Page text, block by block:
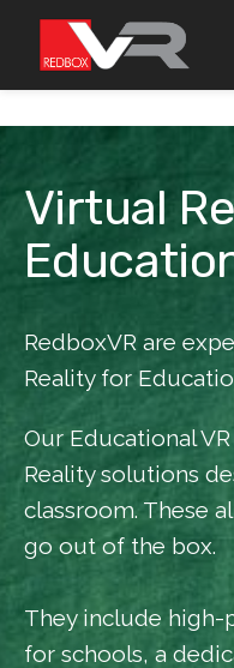
Virtual
RedboxVR are
Reality for
Our Educational
Reality solutions
classroom. These
go out of the box.
They include high-
for schools, a